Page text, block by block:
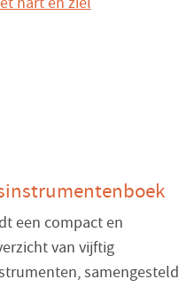
een compact en
van vijftig
samengesteld